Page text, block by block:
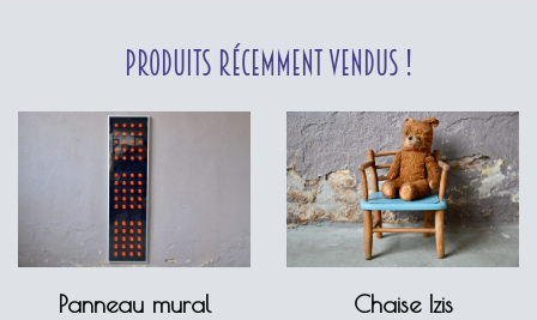
Produits récemment vendus !
Panneau mural
Chaise Izis